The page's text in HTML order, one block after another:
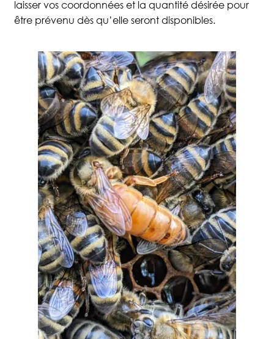
laisser vos coordonnées et la quantité désirée pour
être prévenu dès qu’elle seront disponibles.